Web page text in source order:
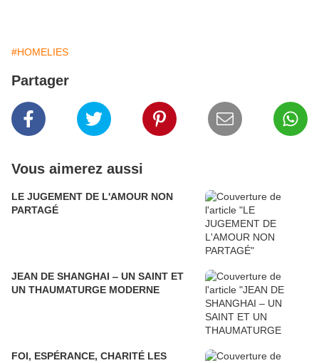
#HOMELIES
Partager
Vous aimerez aussi
LE JUGEMENT DE L'AMOUR NON
PARTAGÉ
JEAN DE SHANGHAI ‒ UN SAINT ET
UN THAUMATURGE MODERNE
FOI, ESPÉRANCE, CHARITÉ LES